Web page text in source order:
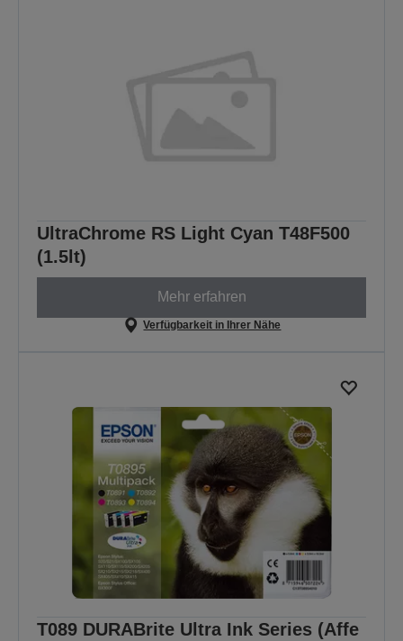
UltraChrome RS Light Cyan T48F500
(1.5lt)
Mehr erfahren
Verfügbarkeit in Ihrer Nähe
T089 DURABrite Ultra Ink Series (Affe